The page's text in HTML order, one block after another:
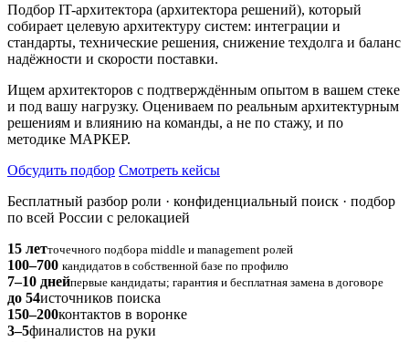
Подбор IT-архитектора (архитектора решений), который
собирает целевую архитектуру систем: интеграции и
стандарты, технические решения, снижение техдолга и баланс
надёжности и скорости поставки.
Ищем архитекторов с подтверждённым опытом в вашем стеке
и под вашу нагрузку. Оцениваем по реальным архитектурным
решениям и влиянию на команды, а не по стажу, и по
методике МАРКЕР.
Обсудить подбор Смотреть кейсы
Бесплатный разбор роли · конфиденциальный поиск · подбор
по всей России с релокацией
15 летточечного подбора middle и management ролей
100–700 кандидатов в собственной базе по профилю
7–10 днейпервые кандидаты; гарантия и бесплатная замена в договоре
до 54источников поиска
150–200контактов в воронке
3–5финалистов на руки